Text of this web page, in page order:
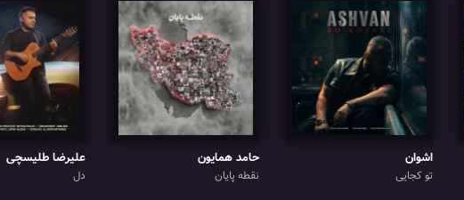
اشوان
تو کجایی
حامد همایون
نقطه پایان
علیرضا طلیسچی
دل